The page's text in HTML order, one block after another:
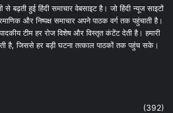
हुई हिंदी समाचार वेबसाइट है। जो हिंदी न्यूज साइटों
और निष्पक्ष समाचार अपने पाठक वर्ग तक पहुंचाती है।
टीम हर रोज विशेष और विस्तृत कंटेंट देती है। हमारी
है, जिससे हर बड़ी घटना तत्काल पाठकों तक पहुंच सके।
(392)